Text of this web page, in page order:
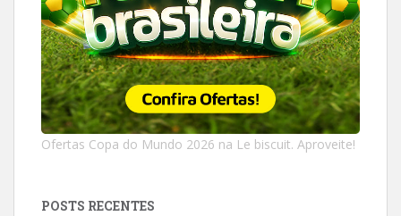
Ofertas Copa do Mundo 2026 na Le biscuit. Aproveite!
POSTS RECENTES